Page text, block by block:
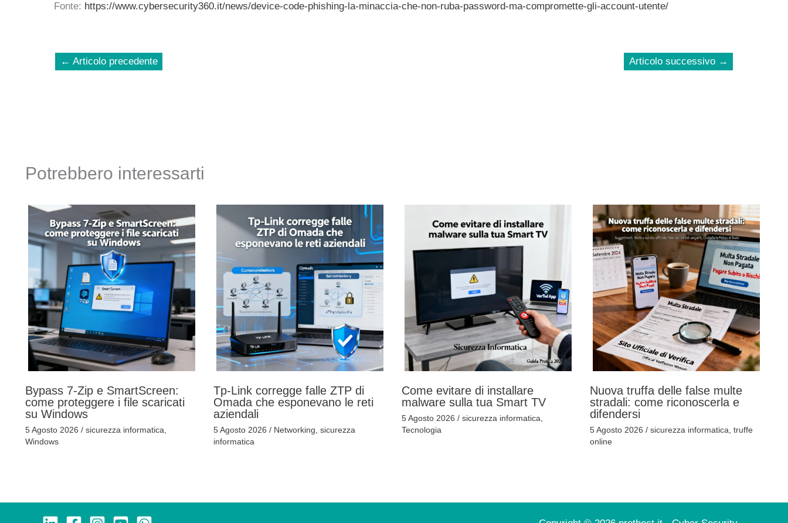
Fonte: https://www.cybersecurity360.it/news/device-code-phishing-la-minaccia-che-non-ruba-password-ma-compromette-gli-account-utente/
← Articolo precedente Articolo successivo →
Potrebbero interessarti
Bypass 7-Zip e SmartScreen:
come proteggere i file scaricati
su Windows
5 Agosto 2026 / sicurezza informatica
Windows
Tp-Link corregge falle ZTP di
Omada che esponevano le reti
aziendali
5 Agosto 2026 / Networking sicurezza
informatica
Come evitare di installare
malware sulla tua Smart TV
5 Agosto 2026 / sicurezza informatica
Tecnologia
Nuova truffa delle false multe
stradali: come riconoscerla e
difendersi
5 Agosto 2026 / sicurezza informatica truffe
online